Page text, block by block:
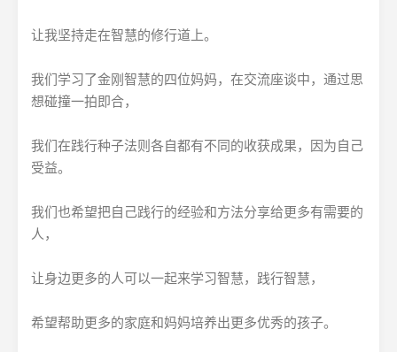
让我坚持走在智慧的修行道上。
我们学习了金刚智慧的四位妈妈，在交流座谈中，通过思
想碰撞一拍即合，
我们在践行种子法则各自都有不同的收获成果，因为自己
受益。
我们也希望把自己践行的经验和方法分享给更多有需要的
人，
让身边更多的人可以一起来学习智慧，践行智慧，
希望帮助更多的家庭和妈妈培养出更多优秀的孩子。